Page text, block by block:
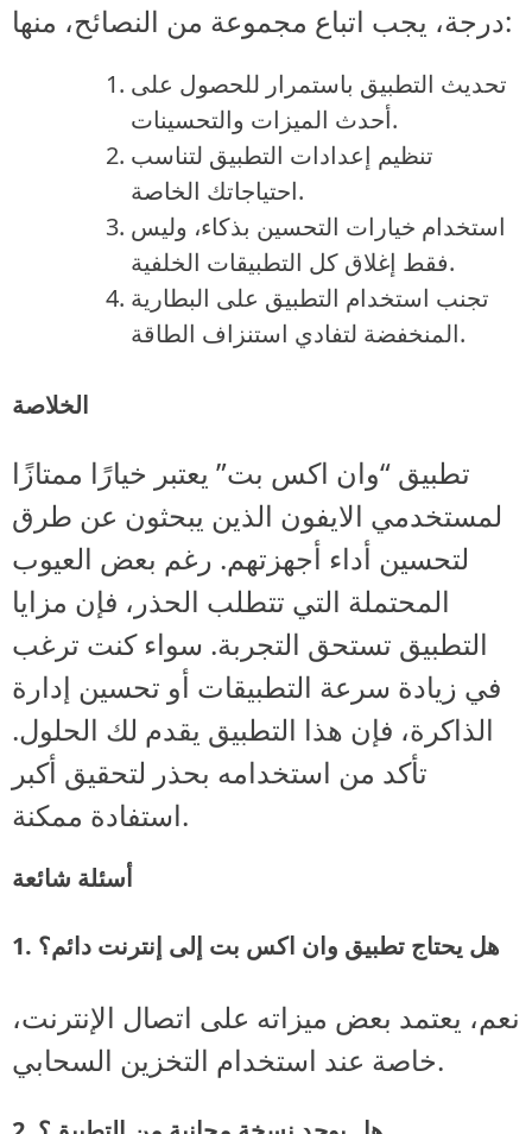
درجة، يجب اتباع مجموعة من النصائح، منها:
تحديث التطبيق باستمرار للحصول على
أحدث الميزات والتحسينات.
تنظيم إعدادات التطبيق لتناسب
احتياجاتك الخاصة.
استخدام خيارات التحسين بذكاء، وليس
فقط إغلاق كل التطبيقات الخلفية.
تجنب استخدام التطبيق على البطارية
المنخفضة لتفادي استنزاف الطاقة.
الخلاصة
تطبيق “وان اكس بت” يعتبر خيارًا ممتازًا
لمستخدمي الايفون الذين يبحثون عن طرق
لتحسين أداء أجهزتهم. رغم بعض العيوب
المحتملة التي تتطلب الحذر، فإن مزايا
التطبيق تستحق التجربة. سواء كنت ترغب
في زيادة سرعة التطبيقات أو تحسين إدارة
الذاكرة، فإن هذا التطبيق يقدم لك الحلول.
تأكد من استخدامه بحذر لتحقيق أكبر
استفادة ممكنة.
أسئلة شائعة
1. هل يحتاج تطبيق وان اكس بت إلى إنترنت دائم؟
نعم، يعتمد بعض ميزاته على اتصال الإنترنت،
خاصة عند استخدام التخزين السحابي.